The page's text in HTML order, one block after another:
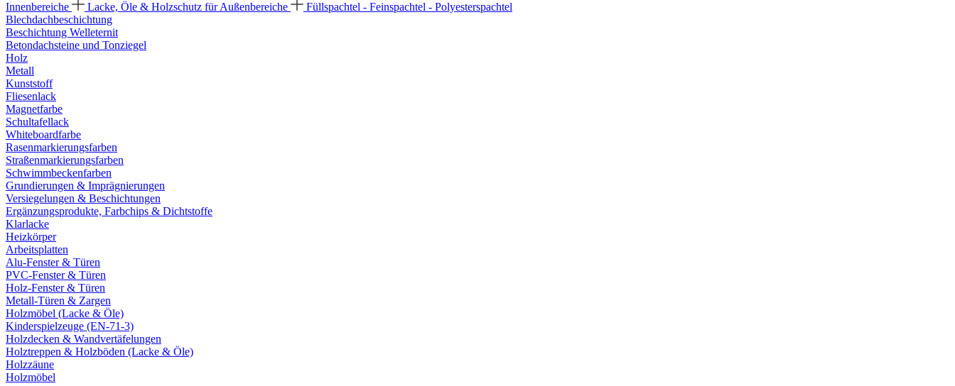
Innenbereiche
Lacke, Öle & Holzschutz für Außenbereiche
Füllspachtel - Feinspachtel - Polyesterspachtel
Blechdachbeschichtung
Beschichtung Welleternit
Betondachsteine und Tonziegel
Holz
Metall
Kunststoff
Fliesenlack
Magnetfarbe
Schultafellack
Whiteboardfarbe
Rasenmarkierungsfarben
Straßenmarkierungsfarben
Schwimmbeckenfarben
Grundierungen & Imprägnierungen
Versiegelungen & Beschichtungen
Ergänzungsprodukte, Farbchips & Dichtstoffe
Klarlacke
Heizkörper
Arbeitsplatten
Alu-Fenster & Türen
PVC-Fenster & Türen
Holz-Fenster & Türen
Metall-Türen & Zargen
Holzmöbel (Lacke & Öle)
Kinderspielzeuge (EN-71-3)
Holzdecken & Wandvertäfelungen
Holztreppen & Holzböden (Lacke & Öle)
Holzzäune
Holzmöbel